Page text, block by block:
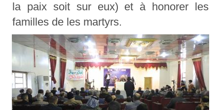
la paix soit sur eux) et à honorer les
familles de les martyrs.